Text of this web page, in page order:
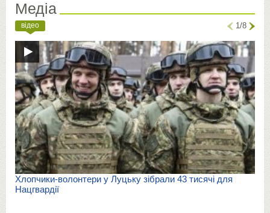
Медіа
відео 1/8
Хлопчики-волонтери у Луцьку зібрали 43 тисячі для
Нацгвардії